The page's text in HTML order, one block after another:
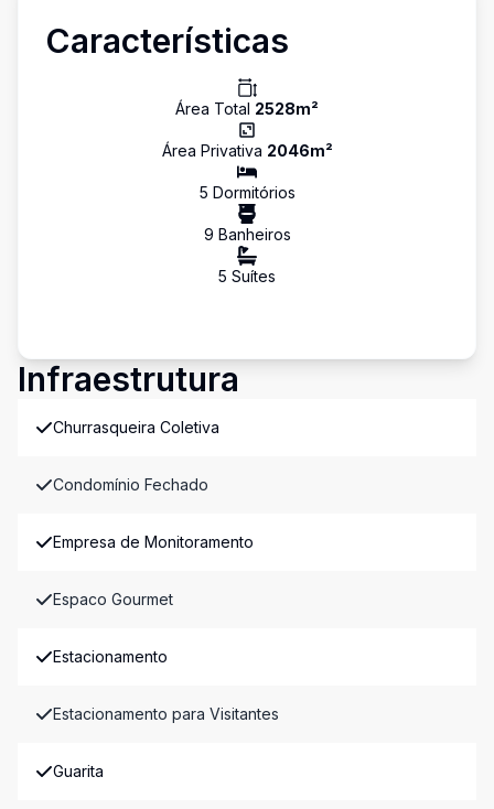
Características
Área Total 2528m²
Área Privativa 2046m²
5 Dormitórios
9 Banheiros
5 Suítes
Infraestrutura
Churrasqueira Coletiva
Condomínio Fechado
Empresa de Monitoramento
Espaco Gourmet
Estacionamento
Estacionamento para Visitantes
Guarita